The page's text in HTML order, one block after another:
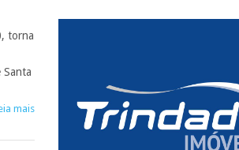
torna
mais